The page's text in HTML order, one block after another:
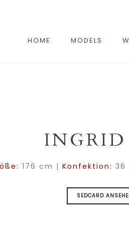
HOME MODELS
176 cm | Konfektion: 36
SEDCARD